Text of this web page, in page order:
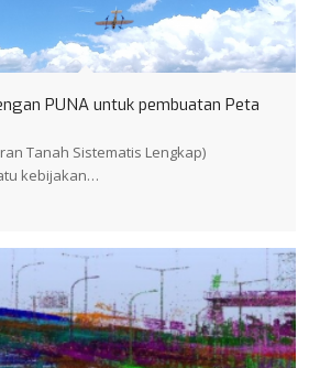
PUNA untuk pembuatan Peta
Tanah Sistematis Lengkap)
kebijakan…